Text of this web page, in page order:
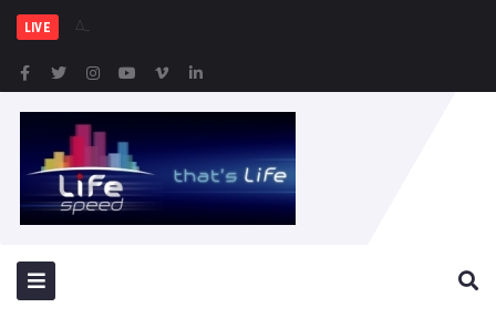
LIVE Δημιουργία Παρατηρητηρί